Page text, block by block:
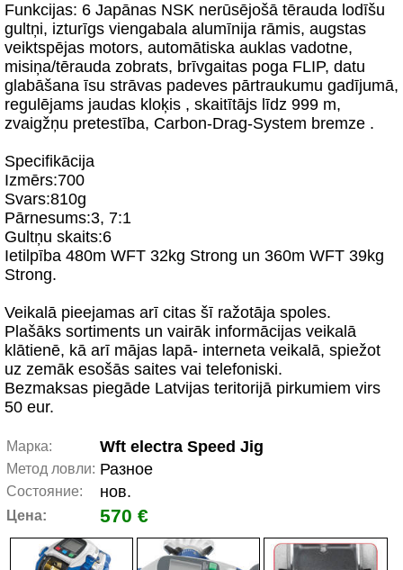
Funkcijas: 6 Japānas NSK nerūsējošā tērauda lodīšu
gultņi, izturīgs viengabala alumīnija rāmis, augstas
veiktspējas motors, automātiska auklas vadotne,
misiņa/tērauda zobrats, brīvgaitas poga FLIP, datu
glabāšana īsu strāvas padeves pārtraukumu gadījumā,
regulējams jaudas kloķis , skaitītājs līdz 999 m,
zvaigžņu pretestība, Carbon-Drag-System bremze .
Specifikācija
Izmērs:700
Svars:810g
Pārnesums:3, 7:1
Gultņu skaits:6
Ietilpība 480m WFT 32kg Strong un 360m WFT 39kg
Strong.
Veikalā pieejamas arī citas šī ražotāja spoles.
Plašāks sortiments un vairāk informācijas veikalā
klātienē, kā arī mājas lapā- interneta veikalā, spiežot
uz zemāk esošās saites vai telefoniski.
Bezmaksas piegāde Latvijas teritorijā pirkumiem virs
50 eur.
Марка: Wft electra Speed Jig
Метод ловли: Разное
Состояние: нов.
Цена: 570 €